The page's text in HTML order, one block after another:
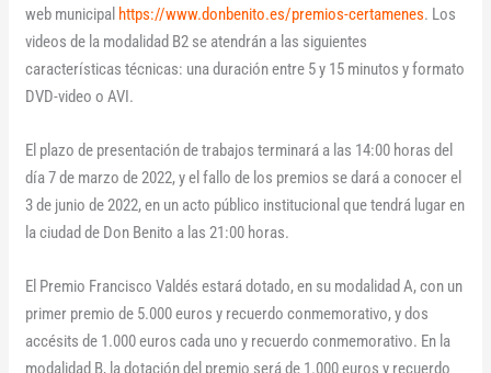
web municipal https://www.donbenito.es/premios-certamenes. Los
videos de la modalidad B2 se atendrán a las siguientes
características técnicas: una duración entre 5 y 15 minutos y formato
DVD-video o AVI.
El plazo de presentación de trabajos terminará a las 14:00 horas del
día 7 de marzo de 2022, y el fallo de los premios se dará a conocer el
3 de junio de 2022, en un acto público institucional que tendrá lugar en
la ciudad de Don Benito a las 21:00 horas.
El Premio Francisco Valdés estará dotado, en su modalidad A, con un
primer premio de 5.000 euros y recuerdo conmemorativo, y dos
accésits de 1.000 euros cada uno y recuerdo conmemorativo. En la
modalidad B, la dotación del premio será de 1.000 euros y recuerdo